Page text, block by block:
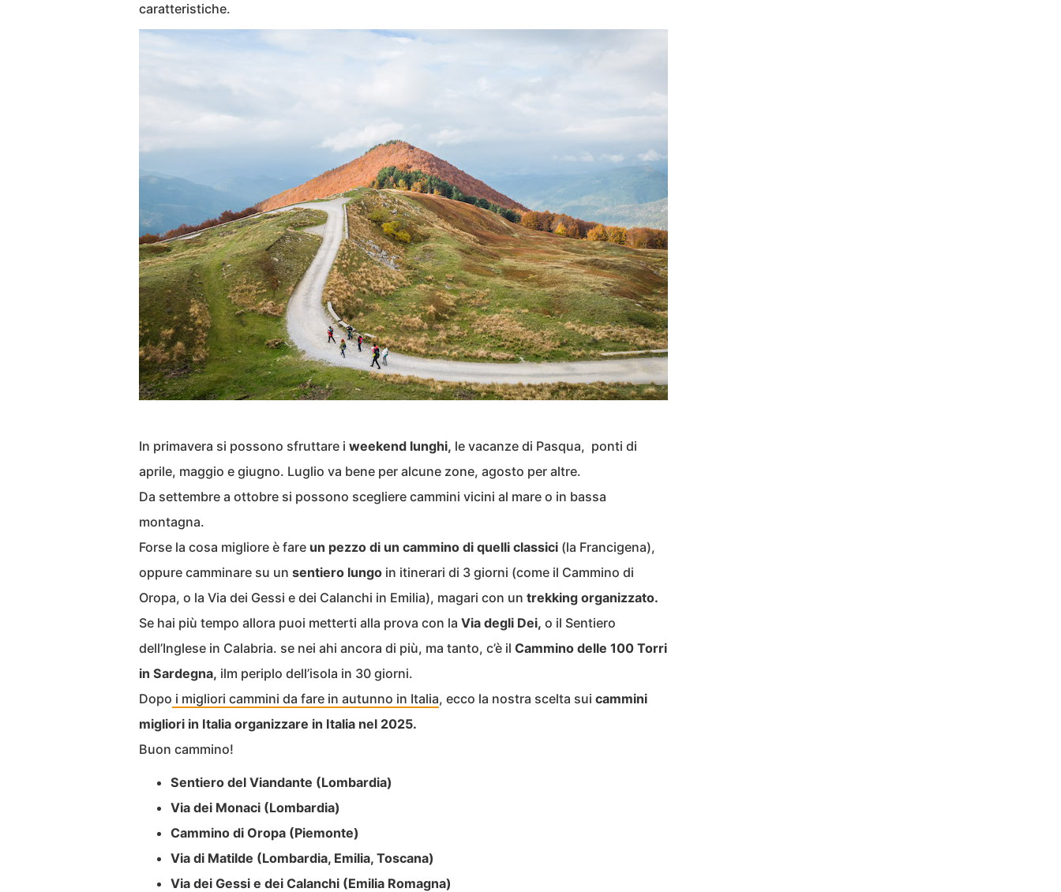
caratteristiche.
In primavera si possono sfruttare i weekend lunghi, le vacanze di Pasqua, ponti di
aprile, maggio e giugno. Luglio va bene per alcune zone, agosto per altre.
Da settembre a ottobre si possono scegliere cammini vicini al mare o in bassa
montagna.
Forse la cosa migliore è fare un pezzo di un cammino di quelli classici (la Francigena),
oppure camminare su un sentiero lungo in itinerari di 3 giorni (come il Cammino di
Oropa, o la Via dei Gessi e dei Calanchi in Emilia), magari con un trekking organizzato.
Se hai più tempo allora puoi metterti alla prova con la Via degli Dei, o il Sentiero
dell’Inglese in Calabria. se nei ahi ancora di più, ma tanto, c’è il Cammino delle 100 Torri
in Sardegna, ilm periplo dell’isola in 30 giorni.
Dopo i migliori cammini da fare in autunno in Italia, ecco la nostra scelta sui cammini
migliori in Italia organizzare in Italia nel 2025.
Buon cammino!
Sentiero del Viandante (Lombardia)
Via dei Monaci (Lombardia)
Cammino di Oropa (Piemonte)
Via di Matilde (Lombardia, Emilia, Toscana)
Via dei Gessi e dei Calanchi (Emilia Romagna)